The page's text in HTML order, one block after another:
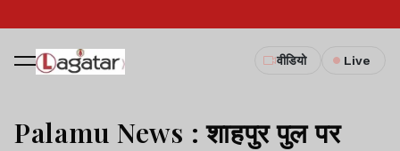
वीडियो Live
Palamu News : शाहपुर पुल पर